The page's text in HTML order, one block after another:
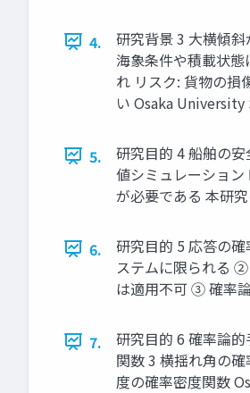
4.
研究背景 3 ⼤横傾
海象条件や積載状
れ リスク: 貨物の損
い Osaka
5.
研究⽬的 4 船舶の
値シミュレーショ
が必要である 本研
6.
研究⽬的 5 応答の
ステムに限られる
は適⽤不可 ③ 確率
7.
研究⽬的 6 確率論
関数 3 横揺れ⾓の
度の確率密度関数